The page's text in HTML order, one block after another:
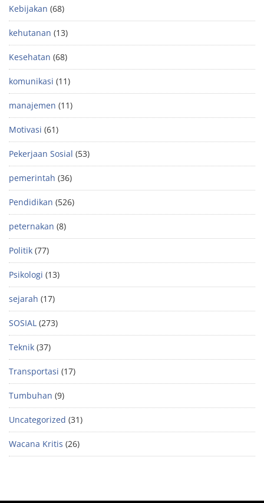
Kebijakan (68)
kehutanan (13)
Kesehatan (68)
komunikasi (11)
manajemen (11)
Motivasi (61)
Pekerjaan Sosial (53)
pemerintah (36)
Pendidikan (526)
peternakan (8)
Politik (77)
Psikologi (13)
sejarah (17)
SOSIAL (273)
Teknik (37)
Transportasi (17)
Tumbuhan (9)
Uncategorized (31)
Wacana Kritis (26)